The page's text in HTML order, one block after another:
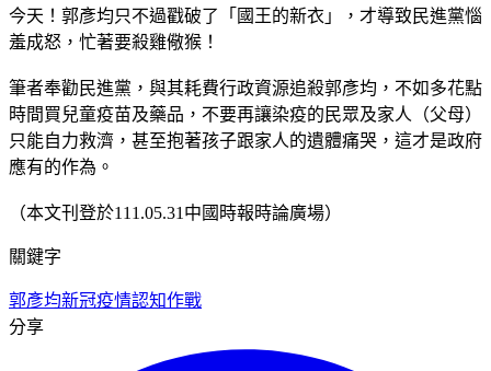
今天！郭彥均只不過戳破了「國王的新衣」，才導致民進黨惱
羞成怒，忙著要殺雞儆猴！
筆者奉勸民進黨，與其耗費行政資源追殺郭彥均，不如多花點
時間買兒童疫苗及藥品，不要再讓染疫的民眾及家人（父母）
只能自力救濟，甚至抱著孩子跟家人的遺體痛哭，這才是政府
應有的作為。
（本文刊登於111.05.31中國時報時論廣場）
關鍵字
郭彥均新冠疫情認知作戰
分享